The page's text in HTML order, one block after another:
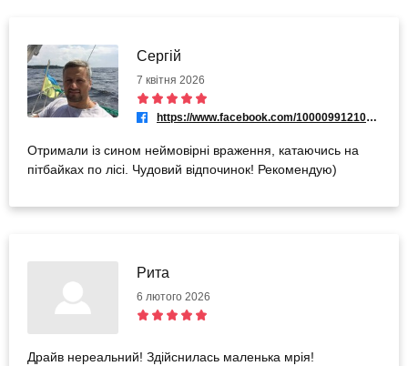
Сергій
7 квітня 2026
https://www.facebook.com/100009912104069
Отримали із сином неймовірні враження, катаючись на
пітбайках по лісі. Чудовий відпочинок! Рекомендую)
Рита
6 лютого 2026
Драйв нереальний! Здійснилась маленька мрія!